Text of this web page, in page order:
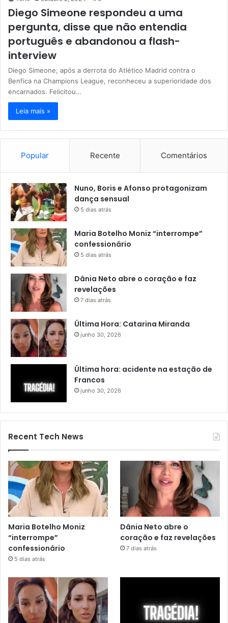
Diego Simeone respondeu a uma
pergunta, disse que não entendia
português e abandonou a flash-
interview
Diego Simeone, após a derrota do Atlético Madrid contra o
Benfica na Champions League, reconheceu a superioridade dos
encarnados. Felicitou…
Leia mais »
Popular Recente Comentários
Nuno, Boris e Afonso protagonizam
dança sensual
5 dias atrás
Maria Botelho Moniz “interrompe”
confessionário
5 dias atrás
Dânia Neto abre o coração e faz
revelações
7 dias atrás
Última Hora: Catarina Miranda
junho 30, 2026
Última hora: acidente na estação de
Francos
junho 30, 2026
Recent Tech News
Maria Botelho Moniz
“interrompe”
confessionário
5 dias atrás
Dânia Neto abre o
coração e faz revelações
7 dias atrás